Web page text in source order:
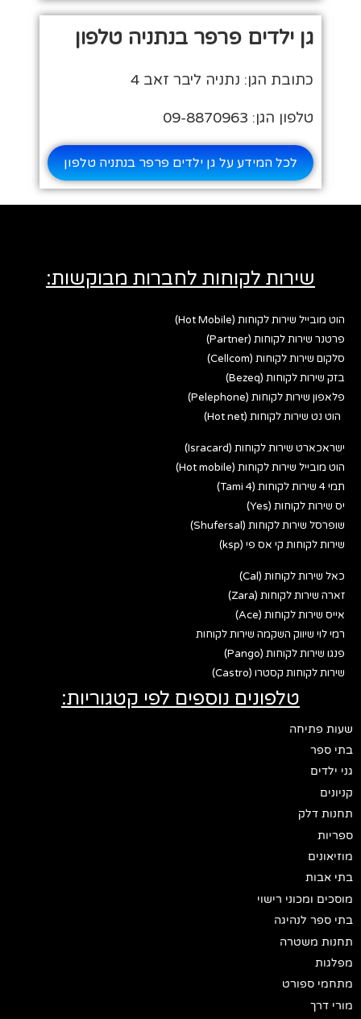
גן ילדים פרפר בנתניה טלפון
כתובת הגן: נתניה ליבר זאב 4
טלפון הגן: 09-8870963
לכל המידע על גן ילדים פרפר בנתניה טלפון
שירות לקוחות לחברות מבוקשות:
הוט מובייל שירות לקוחות (Hot Mobile)
פרטנר שירות לקוחות (Partner)
סלקום שירות לקוחות (Cellcom)
בזק שירות לקוחות (Bezeq)
פלאפון שירות לקוחות (Pelephone)
הוט נט שירות לקוחות (Hot net)
ישראכארט שירות לקוחות (Isracard)
הוט מובייל שירות לקוחות (Hot mobile)
תמי 4 שירות לקוחות (Tami 4)
יס שירות לקוחות (Yes)
שופרסל שירות לקוחות (Shufersal)
שירות לקוחות קי אס פי (ksp)
כאל שירות לקוחות (Cal)
זארה שירות לקוחות (Zara)
אייס שירות לקוחות (Ace)
רמי לוי שיווק השקמה שירות לקוחות
פנגו שירות לקוחות (Pango)
שירות לקוחות קסטרו (Castro)
טלפונים נוספים לפי קטגוריות:
שעות פתיחה
בתי ספר
גני ילדים
קניונים
תחנות דלק
ספריות
מוזיאונים
בתי אבות
מוסכים ומכוני רישוי
בתי ספר לנהיגה
תחנות משטרה
מפלגות
מתחמי ספורט
מורי דרך